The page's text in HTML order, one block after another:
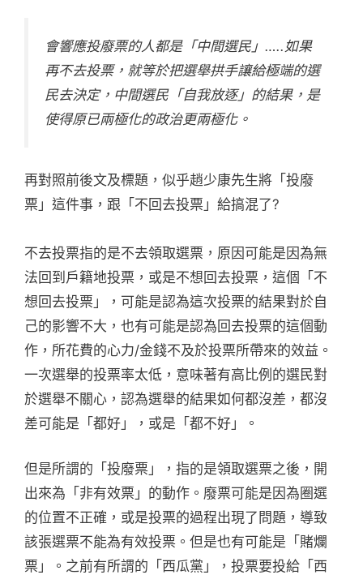
會響應投廢票的人都是「中間選民」…..如果
再不去投票，就等於把選舉拱手讓給極端的選
民去決定，中間選民「自我放逐」的結果，是
使得原已兩極化的政治更兩極化。
再對照前後文及標題，似乎趙少康先生將「投廢
票」這件事，跟「不回去投票」給搞混了?
不去投票指的是不去領取選票，原因可能是因為無
法回到戶籍地投票，或是不想回去投票，這個「不
想回去投票」，可能是認為這次投票的結果對於自
己的影響不大，也有可能是認為回去投票的這個動
作，所花費的心力/金錢不及於投票所帶來的效益。
一次選舉的投票率太低，意味著有高比例的選民對
於選舉不關心，認為選舉的結果如何都沒差，都沒
差可能是「都好」，或是「都不好」。
但是所謂的「投廢票」，指的是領取選票之後，開
出來為「非有效票」的動作。廢票可能是因為圈選
的位置不正確，或是投票的過程出現了問題，導致
該張選票不能為有效投票。但是也有可能是「賭爛
票」。之前有所謂的「西瓜黨」，投票要投給「西